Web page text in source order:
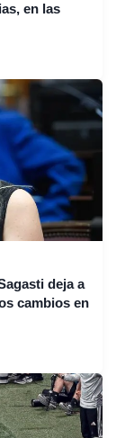
en las
deja a
cambios en